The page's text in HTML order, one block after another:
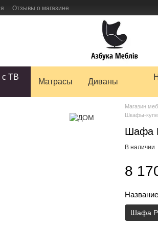
Отзывы о магазине
ТВ
Матрасы Диваны
Магазин
Шкафы-
Шафа
В наличии
8
Шафа Р